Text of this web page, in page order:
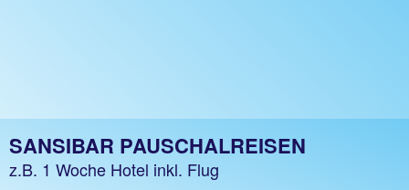
SANSIBAR PAUSCHALREISEN
z.B. 1 Woche Hotel inkl. Flug